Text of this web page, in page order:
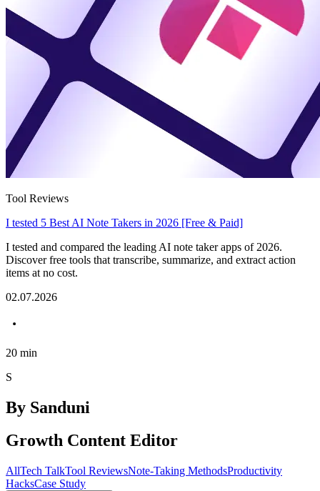
Tool Reviews
I tested 5 Best AI Note Takers in 2026 [Free & Paid]
I tested and compared the leading AI note taker apps of 2026.
Discover free tools that transcribe, summarize, and extract action
items at no cost.
02.07.2026
20 min
S
By Sanduni
Growth Content Editor
AllTech TalkTool ReviewsNote-Taking MethodsProductivity
HacksCase Study